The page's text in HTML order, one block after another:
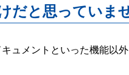
だと思っていま
ュメントといった機能以外